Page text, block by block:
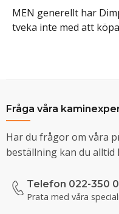
MEN generellt har
tveka inte med att
Fråga våra
Har du frågor om våra
beställning kan du
Telefon 022-350
Prata med våra